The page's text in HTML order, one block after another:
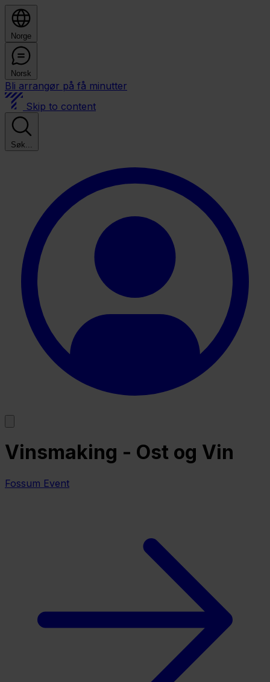
Norge
Norsk
Bli arrangør på få minutter
Skip to content
Søk...
Vinsmaking - Ost og Vin
Fossum Event